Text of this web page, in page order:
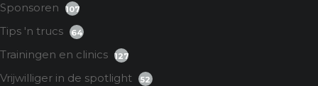
Sponsoren 107
Tips 'n trucs 64
Trainingen en clinics 127
Vrijwilliger in de spotlight 52